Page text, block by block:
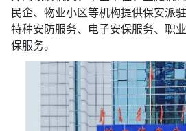
民企、物业小区等机构提供保安派
特种安防服务、电子安保服务、职
保服务。